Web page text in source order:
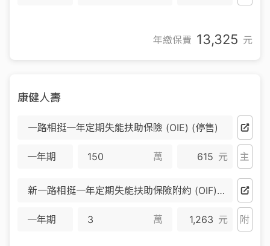
年繳保費 13,325 元
康健人壽
一路相挺一年定期失能扶助保險 (OIE) (停售)
一年期 萬 615 元 主
新一路相挺一年定期失能扶助保險附約 (OIF) (停售)
一年期 萬 1,263 元 附